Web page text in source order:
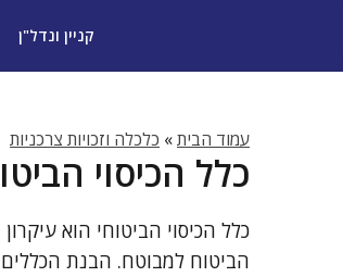
קניין ונדל"ן
עמוד הבית» כלכלה וזכויות צרכניות
כלל הכיסוי
כלל הכיסוי הביטוחי הוא
הביטוח למבוטח. הבנת הכללים